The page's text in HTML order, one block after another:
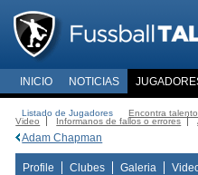
INICIO NOTICIAS
Listado de Jugadores Encontra
Video
Informanos de fallos o errores
Adam Chapman
Profile Clubes Galeria